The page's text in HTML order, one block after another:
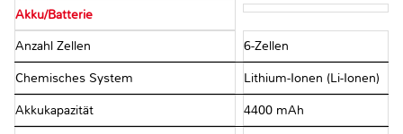
Akku/Batterie
Anzahl Zellen 6-Zellen
Chemisches System Lithium-Ionen (Li-Ionen)
Akkukapazität 4400 mAh